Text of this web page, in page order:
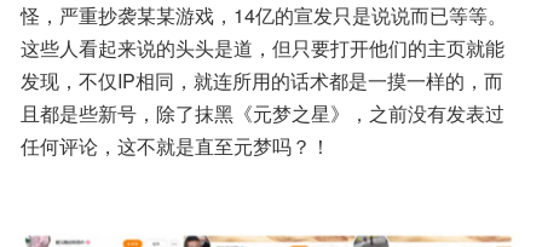
怪，严重抄袭某某游戏，14亿的宣发只是说说而已等等。
这些人看起来说的头头是道，但只要打开他们的主页就能
发现，不仅IP相同，就连所用的话术都是一摸一样的，而
且都是些新号，除了抹黑《元梦之星》，之前没有发表过
任何评论，这不就是直至元梦吗？！